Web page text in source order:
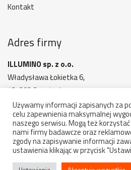
Kontakt
Adres firmy
ILLUMINO sp. z o.o.
Władysława Łokietka 6,
42-202 Częstochowa
MAPA DOJAZDU
Godziny otwarcia: 7:00 - 15:00
Copyright 2022-2026 illumino -
Wszelkie prawa
Używamy informacji zapisanych za
celu zapewnienia maksymalnej
naszego serwisu. Mogą też
nami firmy badawcze oraz
zgody na zapisywanie informacji
ustawienia klikając w przycisk